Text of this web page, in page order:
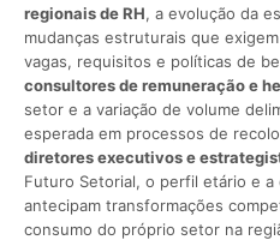
regionais de RH, a evolução da
mudanças estruturais que
vagas, requisitos e políticas de
consultores de remuneração e
setor e a variação de volume
esperada em processos de
diretores executivos e
Futuro Setorial, o perfil etário e
antecipam transformações
consumo do próprio setor na